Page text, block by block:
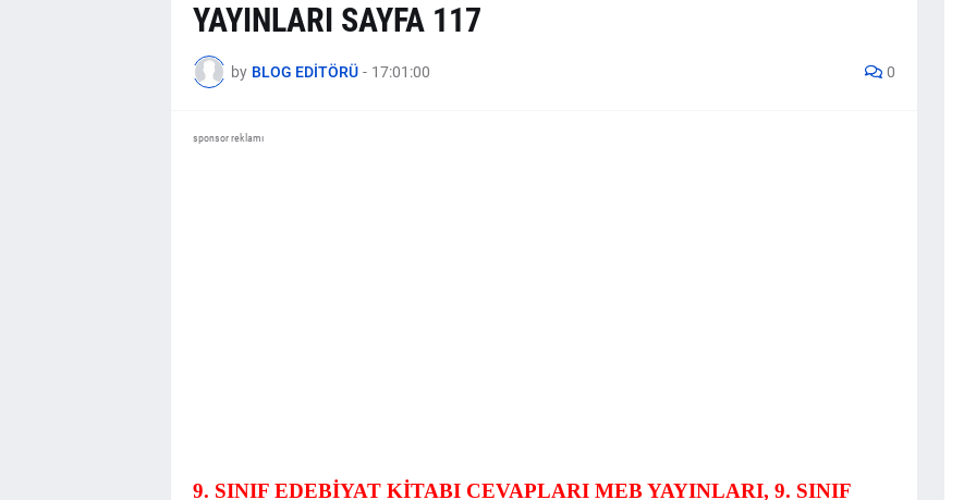
YAYINLARI SAYFA 117
by BLOG EDİTÖRÜ - 17:01:00 0
sponsor reklamı
9. SINIF EDEBİYAT KİTABI CEVAPLARI MEB YAYINLARI, 9. SINIF